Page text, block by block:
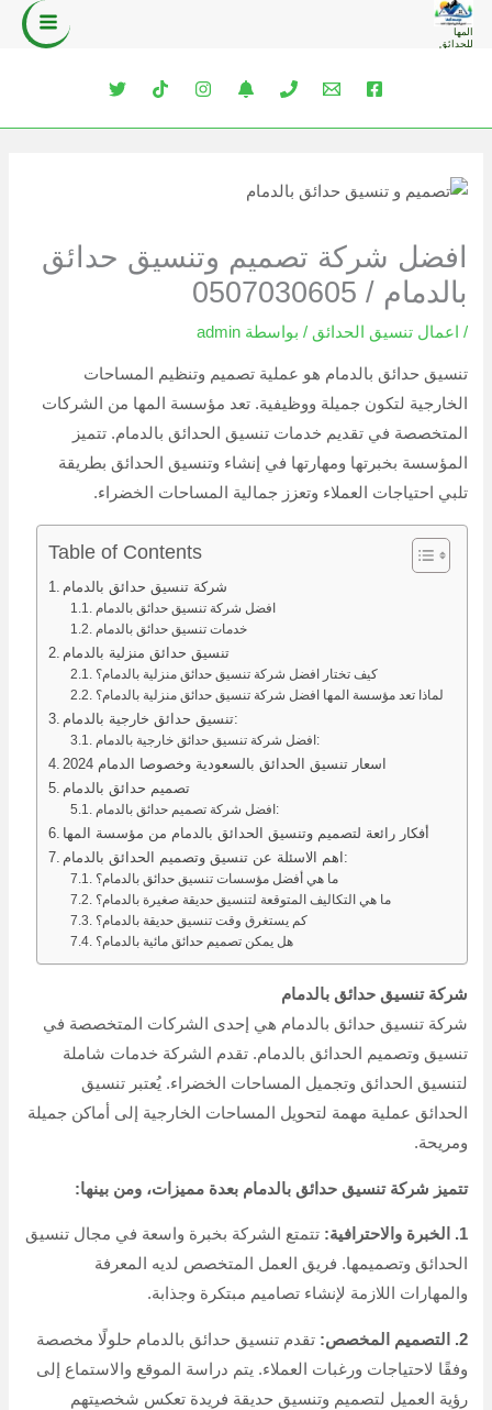
تخطي
إلى
المها
للحدائق
افضل شركة تصميم وتنسيق حدائق
بالدمام / 0507030605
/ اعمال تنسيق الحدائق / بواسطة admin
تنسيق حدائق بالدمام هو عملية تصميم وتنظيم المساحات
الخارجية لتكون جميلة ووظيفية. تعد مؤسسة المها من الشركات
المتخصصة في تقديم خدمات تنسيق الحدائق بالدمام. تتميز
المؤسسة بخبرتها ومهارتها في إنشاء وتنسيق الحدائق بطريقة
تلبي احتياجات العملاء وتعزز جمالية المساحات الخضراء.
Table of Contents
شركة تنسيق حدائق بالدمام
افضل شركة تنسيق حدائق بالدمام
خدمات تنسيق حدائق بالدمام
تنسيق حدائق منزلية بالدمام
كيف تختار افضل شركة تنسيق حدائق منزلية بالدمام؟
لماذا تعد مؤسسة المها افضل شركة تنسيق حدائق منزلية بالدمام؟
تنسيق حدائق خارجية بالدمام:
افضل شركة تنسيق حدائق خارجية بالدمام:
اسعار تنسيق الحدائق بالسعودية وخصوصا الدمام 2024
تصميم حدائق بالدمام
افضل شركة تصميم حدائق بالدمام:
أفكار رائعة لتصميم وتنسيق الحدائق بالدمام من مؤسسة المها
اهم الاسئلة عن تنسيق وتصميم الحدائق بالدمام:
ما هي أفضل مؤسسات تنسيق حدائق بالدمام؟
ما هي التكاليف المتوقعة لتنسيق حديقة صغيرة بالدمام؟
كم يستغرق وقت تنسيق حديقة بالدمام؟
هل يمكن تصميم حدائق مائية بالدمام؟
شركة تنسيق حدائق بالدمام
شركة تنسيق حدائق بالدمام هي إحدى الشركات المتخصصة في
تنسيق وتصميم الحدائق بالدمام. تقدم الشركة خدمات شاملة
لتنسيق الحدائق وتجميل المساحات الخضراء. يُعتبر تنسيق
الحدائق عملية مهمة لتحويل المساحات الخارجية إلى أماكن جميلة
ومريحة.
تتميز شركة تنسيق حدائق بالدمام بعدة مميزات، ومن بينها:
1. الخبرة والاحترافية:
تتمتع الشركة بخبرة واسعة في مجال تنسيق
الحدائق وتصميمها. فريق العمل المتخصص لديه المعرفة
والمهارات اللازمة لإنشاء تصاميم مبتكرة وجذابة.
2. التصميم المخصص:
تقدم تنسيق حدائق بالدمام حلولًا مخصصة
وفقًا لاحتياجات ورغبات العملاء. يتم دراسة الموقع والاستماع إلى
رؤية العميل لتصميم وتنسيق حديقة فريدة تعكس شخصيتهم